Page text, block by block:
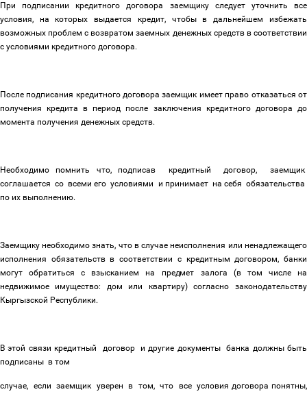
При подписании кредитного договора заемщику следует уточнить все
условия, на которых выдается кредит, чтобы в дальнейшем избежать
возможных проблем с возвратом заемных денежных средств в соответствии
с условиями кредитного договора.
После подписания кредитного договора заемщик имеет право отказаться от
получения кредита в период после заключения кредитного договора до
момента получения денежных средств.
Необходимо помнить что, подписав кредитный договор, заемщик
соглашается со всеми его условиями и принимает на себя обязательства
по их выполнению.
Заемщику необходимо знать, что в случае неисполнения или ненадлежащего
исполнения обязательств в соответствии с кредитным договором, банки
могут обратиться с взысканием на предмет залога (в том числе на
недвижимое имущество: дом или квартиру) согласно законодательству
Кыргызской Республики.
В этой связи кредитный договор и другие документы банка должны быть
подписаны в том
случае, если заемщик уверен в том, что все условия договора понятны,